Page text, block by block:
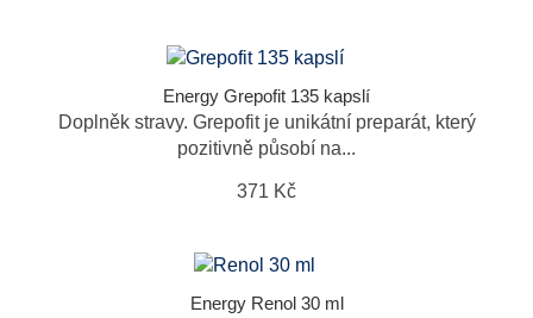
Energy Grepofit 135 kapslí
Doplněk stravy. Grepofit je unikátní preparát, který
pozitivně působí na...
371 Kč
Energy Renol 30 ml